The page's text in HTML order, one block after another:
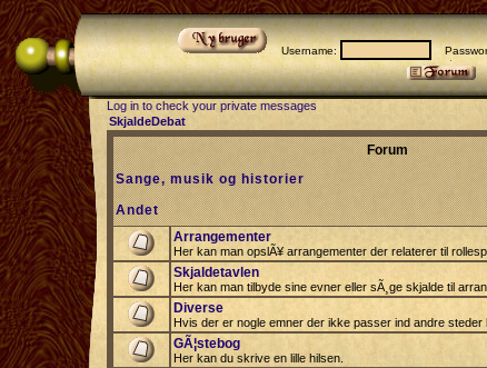
Username:
Log in to check your private messages
SkjaldeDebat
Forum
Sange, musik og historier
Andet
Arrangementer
Her kan man opslÃ¥ arrangementer der relaterer til
Skjaldetavlen
Her kan man tilbyde sine evner eller sÃ¸ge skjalde til
Diverse
Hvis der er nogle emner der ikke passer ind andre steder
GÃ¦stebog
Her kan du skrive en lille hilsen.